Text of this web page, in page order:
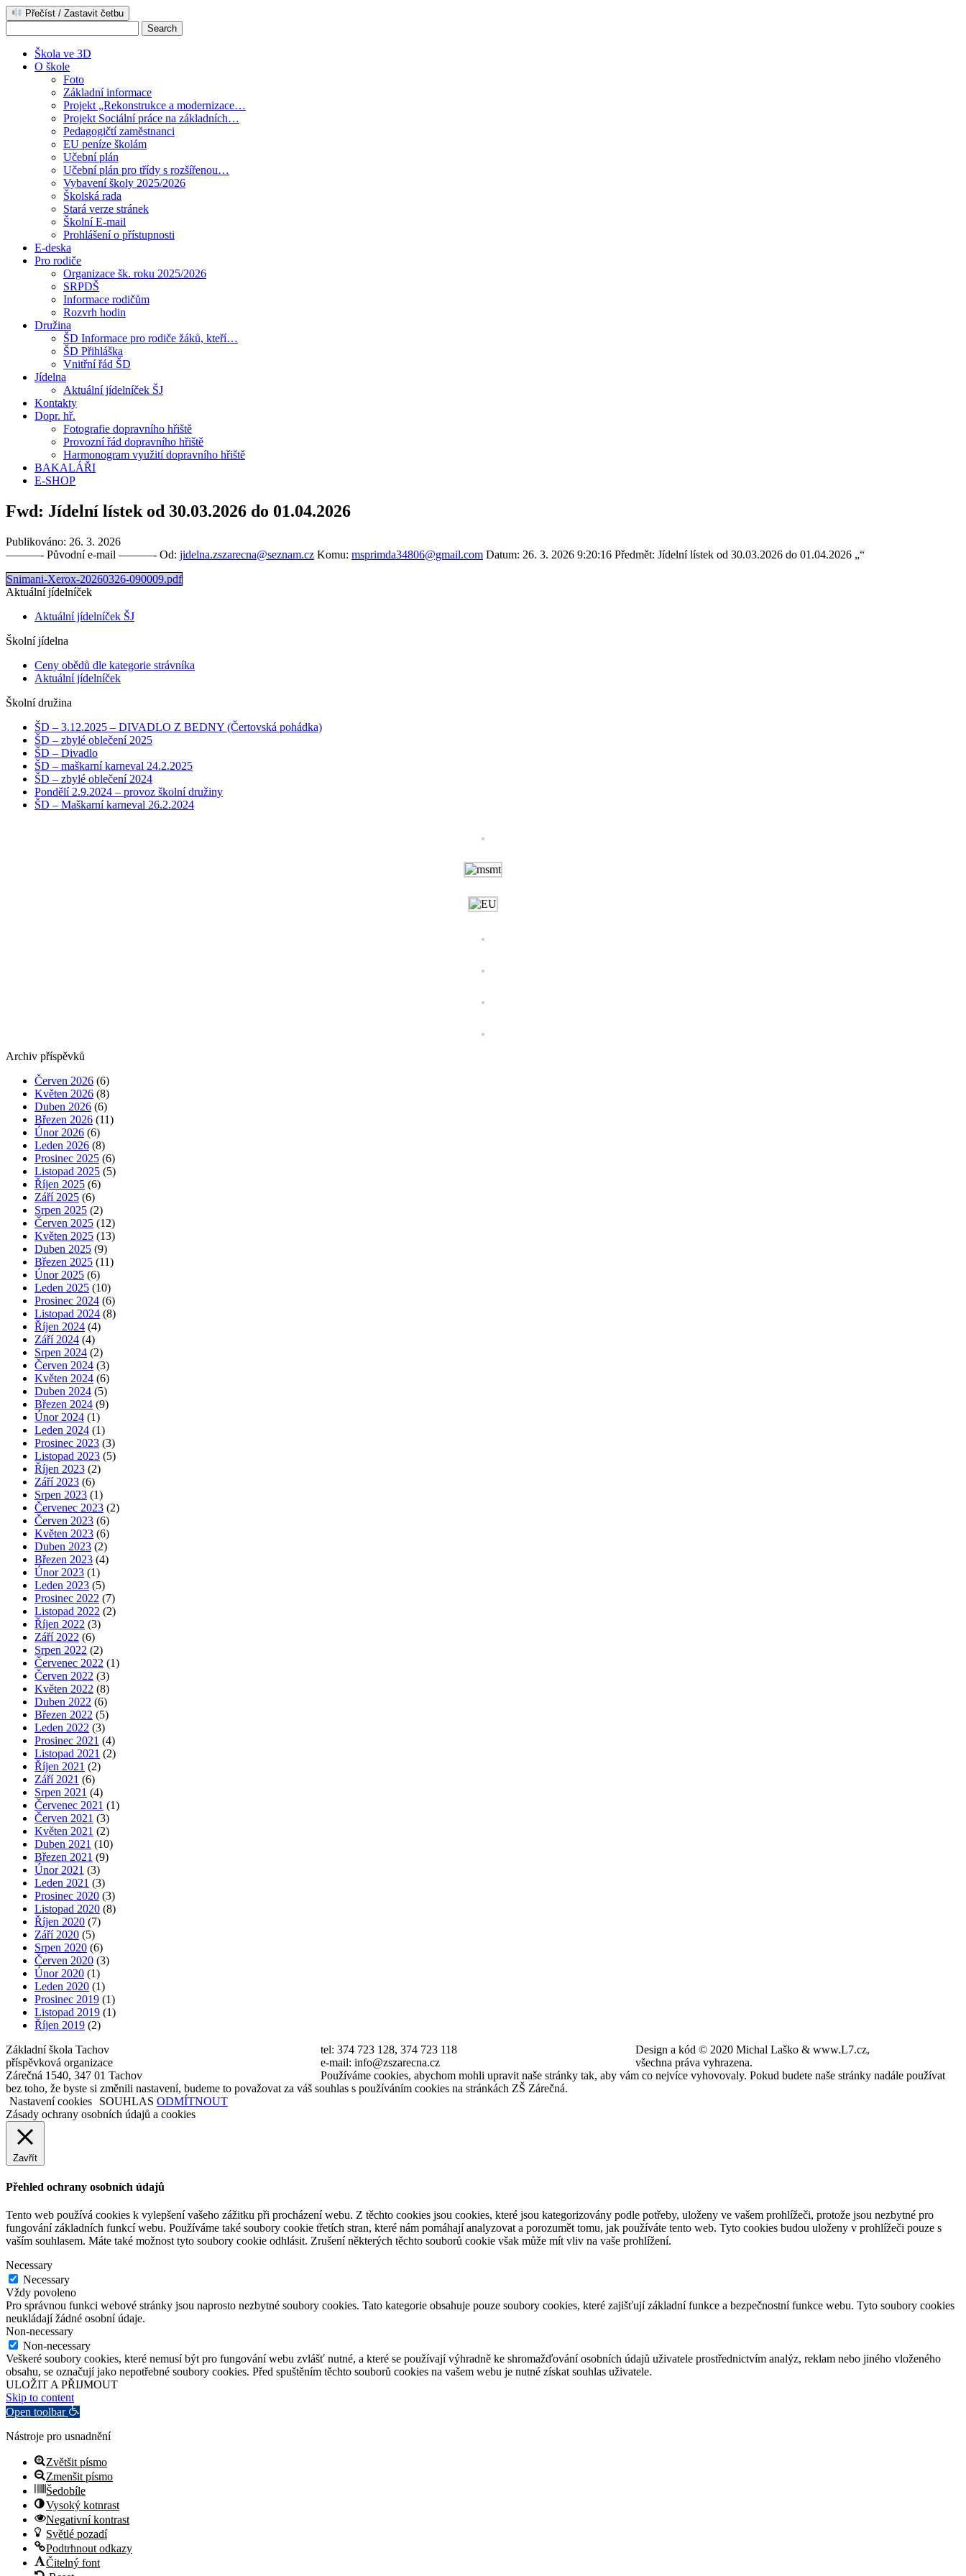
Přečíst / Zastavit četbu
Škola ve 3D
O škole
Foto
Základní informace
Projekt „Rekonstrukce a modernizace…
Projekt Sociální práce na základních…
Pedagogičtí zaměstnanci
EU peníze školám
Učební plán
Učební plán pro třídy s rozšířenou…
Vybavení školy 2025/2026
Školská rada
Stará verze stránek
Školní E-mail
Prohlášení o přístupnosti
E-deska
Pro rodiče
Organizace šk. roku 2025/2026
SRPDŠ
Informace rodičům
Rozvrh hodin
Družina
ŠD Informace pro rodiče žáků, kteří…
ŠD Přihláška
Vnitřní řád ŠD
Jídelna
Aktuální jídelníček ŠJ
Kontakty
Dopr. hř.
Fotografie dopravního hřiště
Provozní řád dopravního hřiště
Harmonogram využití dopravního hřiště
BAKALÁŘI
E-SHOP
Fwd: Jídelní lístek od 30.03.2026 do 01.04.2026
Publikováno: 26. 3. 2026
———- Původní e‑mail ———- Od: jidelna.zszarecna@seznam.cz Komu: msprimda34806@gmail.com Datum: 26. 3. 2026 9:20:16 Předmět: Jídelní lístek od 30.03.2026 do 01.04.2026 „“
Snimani-Xerox-20260326-090009.pdf
Aktuální jídelníček
Aktuální jídelníček ŠJ
Školní jídelna
Ceny obědů dle kategorie strávníka
Aktuální jídelníček
Školní družina
ŠD – 3.12.2025 – DIVADLO Z BEDNY (Čertovská pohádka)
ŠD – zbylé oblečení 2025
ŠD – Divadlo
ŠD – maškarní karneval 24.2.2025
ŠD – zbylé oblečení 2024
Pondělí 2.9.2024 – provoz školní družiny
ŠD – Maškarní karneval 26.2.2024
Archiv příspěvků
Červen 2026 (6)
Květen 2026 (8)
Duben 2026 (6)
Březen 2026 (11)
Únor 2026 (6)
Leden 2026 (8)
Prosinec 2025 (6)
Listopad 2025 (5)
Říjen 2025 (6)
Září 2025 (6)
Srpen 2025 (2)
Červen 2025 (12)
Květen 2025 (13)
Duben 2025 (9)
Březen 2025 (11)
Únor 2025 (6)
Leden 2025 (10)
Prosinec 2024 (6)
Listopad 2024 (8)
Říjen 2024 (4)
Září 2024 (4)
Srpen 2024 (2)
Červen 2024 (3)
Květen 2024 (6)
Duben 2024 (5)
Březen 2024 (9)
Únor 2024 (1)
Leden 2024 (1)
Prosinec 2023 (3)
Listopad 2023 (5)
Říjen 2023 (2)
Září 2023 (6)
Srpen 2023 (1)
Červenec 2023 (2)
Červen 2023 (6)
Květen 2023 (6)
Duben 2023 (2)
Březen 2023 (4)
Únor 2023 (1)
Leden 2023 (5)
Prosinec 2022 (7)
Listopad 2022 (2)
Říjen 2022 (3)
Září 2022 (6)
Srpen 2022 (2)
Červenec 2022 (1)
Červen 2022 (3)
Květen 2022 (8)
Duben 2022 (6)
Březen 2022 (5)
Leden 2022 (3)
Prosinec 2021 (4)
Listopad 2021 (2)
Říjen 2021 (2)
Září 2021 (6)
Srpen 2021 (4)
Červenec 2021 (1)
Červen 2021 (3)
Květen 2021 (2)
Duben 2021 (10)
Březen 2021 (9)
Únor 2021 (3)
Leden 2021 (3)
Prosinec 2020 (3)
Listopad 2020 (8)
Říjen 2020 (7)
Září 2020 (5)
Srpen 2020 (6)
Červen 2020 (3)
Únor 2020 (1)
Leden 2020 (1)
Prosinec 2019 (1)
Listopad 2019 (1)
Říjen 2019 (2)
Základní škola Tachov
příspěvková organizace
Zárečná 1540, 347 01 Tachov
tel: 374 723 128, 374 723 118
e-mail: info@zszarecna.cz
Design a kód © 2020 Michal Laško & www.L7.cz,
všechna práva vyhrazena.
Používáme cookies, abychom mohli upravit naše stránky tak, aby vám co nejvíce vyhovovaly. Pokud budete naše stránky nadále používat
bez toho, že byste si změnili nastavení, budeme to považovat za váš souhlas s používáním cookies na stránkách ZŠ Zárečná.
Nastavení cookies
SOUHLAS ODMÍTNOUT
Zásady ochrany osobních údajů a cookies
Zavřít
Přehled ochrany osobních údajů
Tento web používá cookies k vylepšení vašeho zážitku při procházení webu. Z těchto cookies jsou cookies, které jsou kategorizovány podle potřeby, uloženy ve vašem prohlížeči, protože jsou nezbytné pro
fungování základních funkcí webu. Používáme také soubory cookie třetích stran, které nám pomáhají analyzovat a porozumět tomu, jak používáte tento web. Tyto cookies budou uloženy v prohlížeči pouze s
vaším souhlasem. Máte také možnost tyto soubory cookie odhlásit. Zrušení některých těchto souborů cookie však může mít vliv na vaše prohlížení.
Necessary
Necessary
Vždy povoleno
Pro správnou funkci webové stránky jsou naprosto nezbytné soubory cookies. Tato kategorie obsahuje pouze soubory cookies, které zajišťují základní funkce a bezpečnostní funkce webu. Tyto soubory cookies
neukládají žádné osobní údaje.
Non-necessary
Non-necessary
Veškeré soubory cookies, které nemusí být pro fungování webu zvlášť nutné, a které se používají výhradně ke shromažďování osobních údajů uživatele prostřednictvím analýz, reklam nebo jiného vloženého
obsahu, se označují jako nepotřebné soubory cookies. Před spuštěním těchto souborů cookies na vašem webu je nutné získat souhlas uživatele.
ULOŽIT A PŘIJMOUT
Skip to content
Open toolbar
Nástroje pro usnadnění
Zvětšit písmo
Zmenšit písmo
Šedobíle
Vysoký kotnrast
Negativní kontrast
Světlé pozadí
Podtrhnout odkazy
Čitelný font